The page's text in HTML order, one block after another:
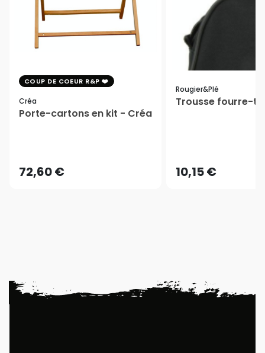
COUP DE COEUR R&P
Créa
Porte-cartons en kit - Créa
72,60 €
Rougier&plé
Trousse fourre-
10,15 €